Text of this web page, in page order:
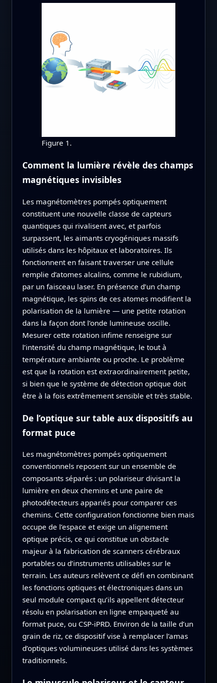
Figure 1.
Comment la lumière révèle des champs
magnétiques invisibles
Les magnétomètres pompés optiquement
constituent une nouvelle classe de capteurs
quantiques qui rivalisent avec, et parfois
surpassent, les aimants cryogéniques massifs
utilisés dans les hôpitaux et laboratoires. Ils
fonctionnent en faisant traverser une cellule
remplie d’atomes alcalins, comme le rubidium,
par un faisceau laser. En présence d’un champ
magnétique, les spins de ces atomes modifient la
polarisation de la lumière — une petite rotation
dans la façon dont l’onde lumineuse oscille.
Mesurer cette rotation infime renseigne sur
l’intensité du champ magnétique, le tout à
température ambiante ou proche. Le problème
est que la rotation est extraordinairement petite,
si bien que le système de détection optique doit
être à la fois extrêmement sensible et très stable.
De l’optique sur table aux dispositifs au
format puce
Les magnétomètres pompés optiquement
conventionnels reposent sur un ensemble de
composants séparés : un polariseur divisant la
lumière en deux chemins et une paire de
photodétecteurs appariés pour comparer ces
chemins. Cette configuration fonctionne bien mais
occupe de l’espace et exige un alignement
optique précis, ce qui constitue un obstacle
majeur à la fabrication de scanners cérébraux
portables ou d’instruments utilisables sur le
terrain. Les auteurs relèvent ce défi en combinant
les fonctions optiques et électroniques dans un
seul module compact qu’ils appellent détecteur
résolu en polarisation en ligne empaqueté au
format puce, ou CSP‑iPRD. Environ de la taille d’un
grain de riz, ce dispositif vise à remplacer l’amas
d’optiques volumineuses utilisé dans les systèmes
traditionnels.